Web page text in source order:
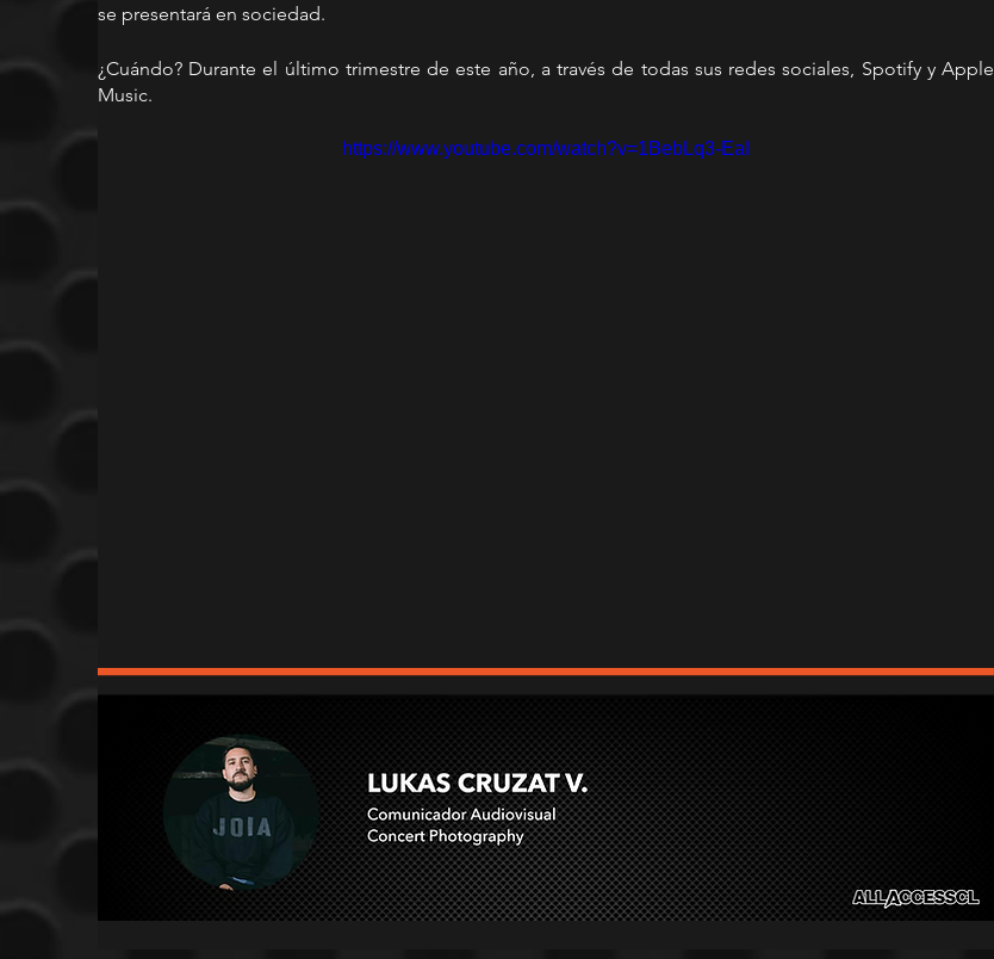
se presentará en sociedad.
¿Cuándo? Durante el último trimestre de este año, a través de todas sus redes sociales, Spotify y Apple
Music.
https://www.youtube.com/watch?v=1BebLq3-EaI